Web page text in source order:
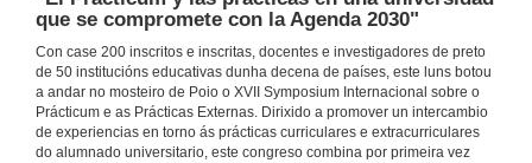
que se compromete con la Agenda 2030"
Con case 200 inscritos e inscritas, docentes e investigadores de preto
de 50 institucións educativas dunha decena de países, este luns botou
a andar no mosteiro de Poio o XVII Symposium Internacional sobre o
Prácticum e as Prácticas Externas. Dirixido a promover un intercambio
de experiencias en torno ás prácticas curriculares e extracurriculares
do alumnado universitario, este congreso combina por primeira vez
Intervención de Maider Arozena
5 de xul. de 2023